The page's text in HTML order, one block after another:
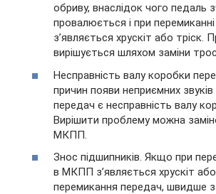
обриву, внаслідок чого педаль
провалюється і при
з’являється хрускіт або тріск.
вирішується шляхом заміни
Несправність валу коробки
причин появи неприємних
передач є несправність валу
Вирішити проблему можна
МКПП.
Знос підшипників. Якщо при
в МКПП з’являється хрускіт
перемикання передач, швидше